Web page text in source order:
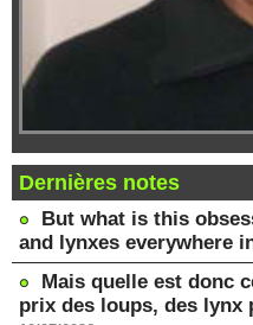
Dernières notes
But what is this
and lynxes everywhere
Mais quelle est donc
prix des loups, des lynx